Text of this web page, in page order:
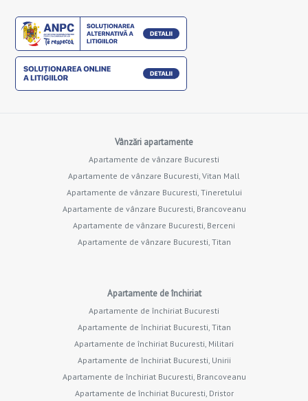
Vânzări apartamente
Apartamente de vânzare Bucuresti
Apartamente de vânzare Bucuresti, Vitan Mall
Apartamente de vânzare Bucuresti, Tineretului
Apartamente de vânzare Bucuresti, Brancoveanu
Apartamente de vânzare Bucuresti, Berceni
Apartamente de vânzare Bucuresti, Titan
Apartamente de închiriat
Apartamente de închiriat Bucuresti
Apartamente de închiriat Bucuresti, Titan
Apartamente de închiriat Bucuresti, Militari
Apartamente de închiriat Bucuresti, Unirii
Apartamente de închiriat Bucuresti, Brancoveanu
Apartamente de închiriat Bucuresti, Dristor